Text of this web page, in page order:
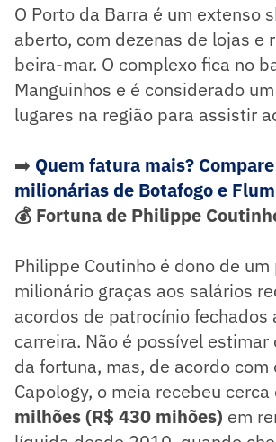
O Porto da Barra é um extenso
aberto, com dezenas de lojas e
beira-mar. O complexo fica no
Manguinhos e é considerado
lugares na região para assistir
➡️ Quem fatura mais?
milionárias de Botafogo e
💰 Fortuna de Philippe
Philippe Coutinho é dono de
milionário graças aos salários
acordos de patrocínio fechados
carreira. Não é possível estimar
da fortuna, mas, de acordo com
Capology, o meia recebeu cerca
milhões (R$ 430 mihões) em